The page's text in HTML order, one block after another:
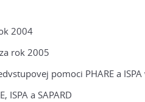
2004
rok 2005
pomoci PHARE a ISPA
ISPA a SAPARD